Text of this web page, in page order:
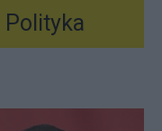
Polityka